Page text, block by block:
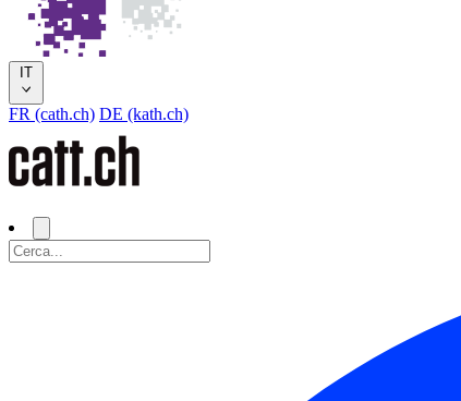
IT
FR (cath.ch) DE (kath.ch)